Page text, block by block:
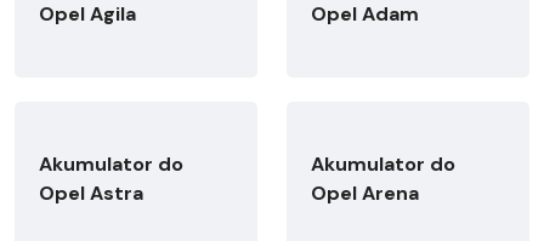
Opel Agila
Opel Adam
Akumulator do
Opel Astra
Akumulator do
Opel Arena